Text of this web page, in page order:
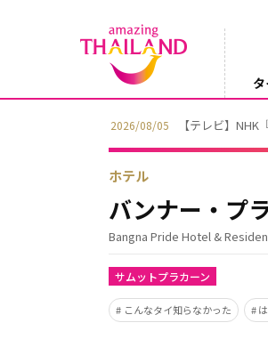
2026/08/05 【テレビ】
ホテル
バンナー・プ
Bangna Pride Hotel &
サムットプラカーン
こんなタイ知らなかった